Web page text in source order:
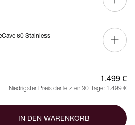
60 Stainless
1.499 €
Niedrigster Preis der letzten 30 Tage: 1.499 €
IN DEN WARENKORB